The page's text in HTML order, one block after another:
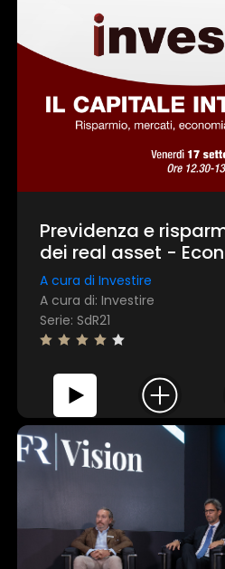
Previdenza e
dei real asset -
"capitali pazienti"
A cura di Investire
A cura di: Investire
Serie: SdR21